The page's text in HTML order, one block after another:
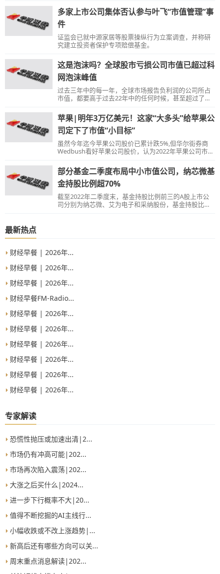
多家上市公司集体否认参与叶飞“市值管理”事
件
证监会已就中源家居等股票操纵行为立案调查，并称研
究建立投资者保护专项赔偿基金。
这是泡沫吗？全球股市亏损公司市值已超过科
网泡沫峰值
过去三年中的每一年，全球市场报告负利润的公司所占
市值，都要高于过去22年中的任何时候，甚至超过了
苹果|明年3万亿美元！这家“大多头”给苹果公
司定下了市值“小目标”
虽然今年迄今苹果公司股价已累计跌5%,但华尔街券商
Wedbush看好苹果公司股价，认为2022年苹果公司市值
部分基金二季度布局中小市值公司，纳芯微基
金持股比例超70%
截至2022年二季度末，基金持股比例前三的A股上市公
司分别为纳芯微、艾为电子和采纳股份，基金持股比例
最新热点
财经早餐 | 2026年...
财经早餐 | 2026年...
财经早餐 | 2026年...
财经早餐FM-Radio...
财经早餐 | 2026年...
财经早餐 | 2026年...
财经早餐 | 2026年...
财经早餐 | 2026年...
财经早餐 | 2026年...
财经早餐 | 2026年...
专家解读
恐慌性抛压或加速出清|2...
市场仍有冲高可能|202...
市场再次陷入震荡|202...
大涨之后买什么|2024...
进一步下行概率不大|20...
值得不断挖掘的AI主线行...
小幅收跌或不改上涨趋势|...
新高后还有哪些方向可以关...
周末重点消息解读|202...